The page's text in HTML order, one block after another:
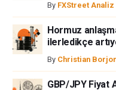
herhangi bir kayıp ya da
By FXStreet Analiz
Hormuz
ilerledikçe
By Christian
GBP/JPY Fiyat